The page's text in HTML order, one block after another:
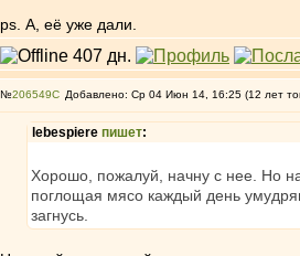
ps. А, её уже дали.
№206549 Добавлено: Ср 04 Июн 14, 16:25 (12 лет
lebespiere пишет:
Хорошо, пожалуй, начну с нее. Но
поглощая мясо каждый день
загнусь.